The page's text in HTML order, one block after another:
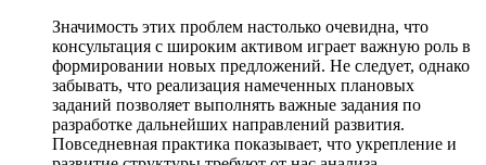
Значимость этих проблем настолько очевидна, что
консультация с широким активом играет важную роль в
формировании новых предложений. Не следует, однако
забывать, что реализация намеченных плановых
заданий позволяет выполнять важные задания по
разработке дальнейших направлений развития.
Повседневная практика показывает, что укрепление и